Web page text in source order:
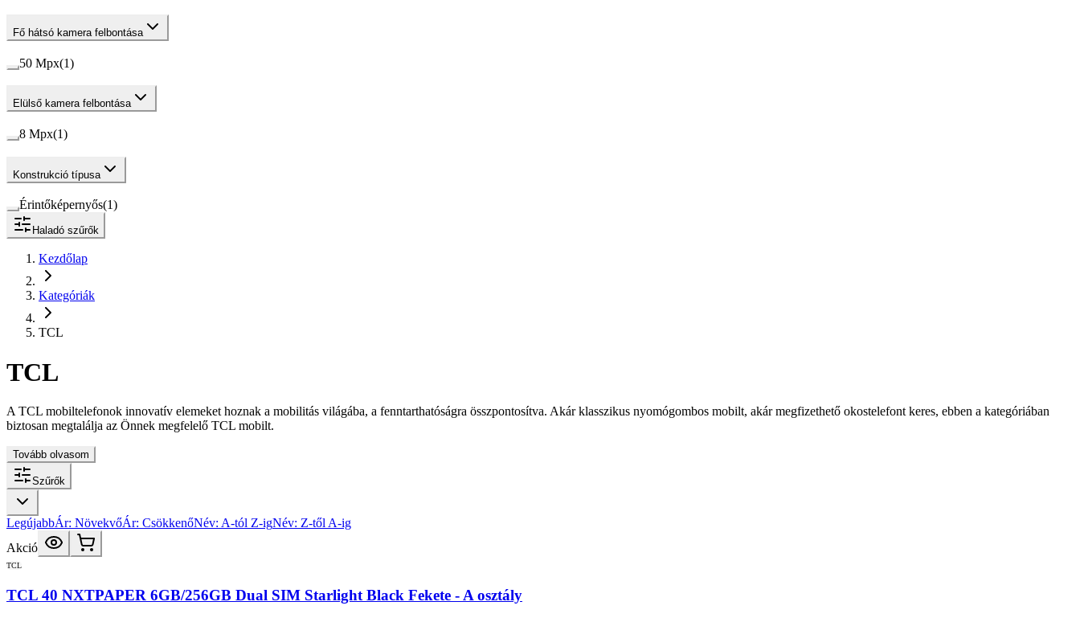
Fő hátsó kamera felbontása
50 Mpx(1)
Elülső kamera felbontása
8 Mpx(1)
Konstrukció típusa
Érintőképernyős(1)
Haladó szűrők
Kezdőlap
Kategóriák
TCL
TCL
A TCL mobiltelefonok innovatív elemeket hoznak a mobilitás világába, a fenntarthatóságra összpontosítva. Akár klasszikus nyomógombos mobilt, akár megfizethető okostelefont keres, ebben a kategóriában
biztosan megtalálja az Önnek megfelelő TCL mobilt.
Tovább olvasom
Szűrők
LegújabbÁr: NövekvőÁr: CsökkenőNév: A-tól Z-igNév: Z-től A-ig
Akció
TCL
TCL 40 NXTPAPER 6GB/256GB Dual SIM Starlight Black Fekete - A osztály